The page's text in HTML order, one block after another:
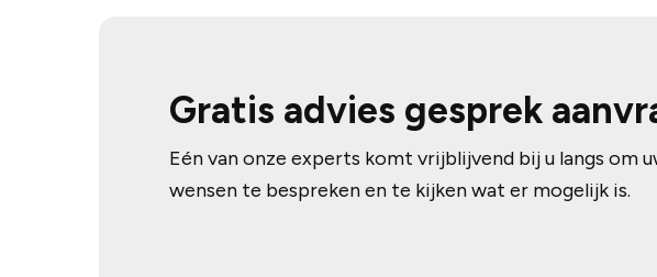
Gratis advies gesprek
Eén van onze experts komt vrijblijvend bij u langs om
wensen te bespreken en te kijken wat er mogelijk is.